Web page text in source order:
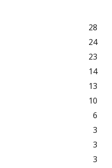
28
24
23
14
13
10
6
3
3
3